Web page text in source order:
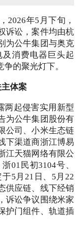
年5月下旬，
诉讼，案件均由杭
为公牛集团与奥克
消费电器巨头起
的聚光灯下。
体案
起侵害实用新型
为公牛集团股份有
公司、小米生态链
下渠道商浙江博易
江天猫网络有限公
01民初3104号、
于5月21日、5月22
供应链、线下经销
诉讼争议围绕米家
护门组件、轨道插